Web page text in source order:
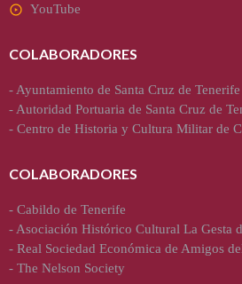
YouTube
COLABORADORES
- Ayuntamiento de Santa Cruz de Tenerife
- Autoridad Portuaria de Santa Cruz de
- Centro de Historia y Cultura Militar de
COLABORADORES
- Cabildo de Tenerife
- Asociación Histórico Cultural La Gesta
- Real Sociedad Económica de Amigos
- The Nelson Society